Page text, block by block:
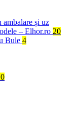
ambalare și uz
– Elhor.ro 20
Bule 4